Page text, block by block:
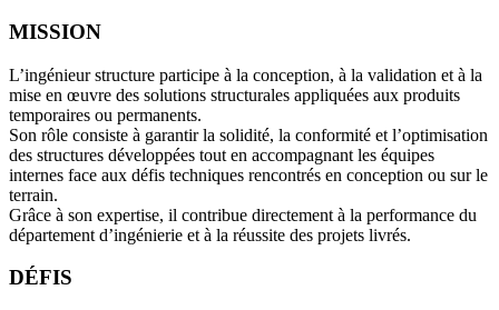
MISSION
L’ingénieur structure participe à la conception, à la validation et à la
mise en œuvre des solutions structurales appliquées aux produits
temporaires ou permanents.
Son rôle consiste à garantir la solidité, la conformité et l’optimisation
des structures développées tout en accompagnant les équipes
internes face aux défis techniques rencontrés en conception ou sur le
terrain.
Grâce à son expertise, il contribue directement à la performance du
département d’ingénierie et à la réussite des projets livrés.
DÉFIS